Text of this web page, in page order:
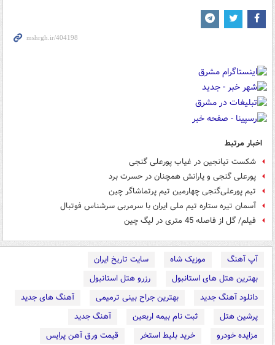
اخبار مرتبط
شکست تیانجین در غیاب پورعلی گنجی
پورعلی گنجی و یارانش همچنان در حسرت برد
تیم پورعلی‌گنجی چهارمین تیم پرتماشاگر چین
آسمان تیره ستاره تیم ملی ایران با سرمربی سرشناس فوتبال
فیلم/ گل از فاصله 45 متری در لیگ چین
آپ آهنگ موزیک شاه
سایت تاریخ ایران
بهترین هتل های استانبول
رزرو هتل استانبول
دانلود آهنگ جدید
بهترین جراح بینی ترمیمی
آهنگ های جدید
پرشین هتل
ثبت نام بیمه اربعین
آهنگ جدید
مزایده خودرو
خرید بلیط استخر
قیمت ورق آهن پرایس